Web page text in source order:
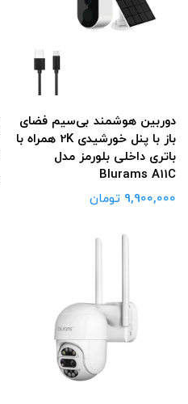
دوربین هوشمند بی‌‌سیم فضای
باز با پنل خورشیدی 2K همراه با
باتری داخلی بلورمز مدل
Blurams A11C
9,900,000 تومان